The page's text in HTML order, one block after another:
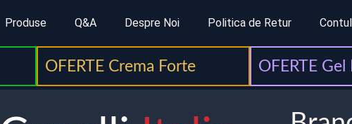
Produse Q&A Despre Noi Politica de Retur
OFERTE Crema Forte OFERTE